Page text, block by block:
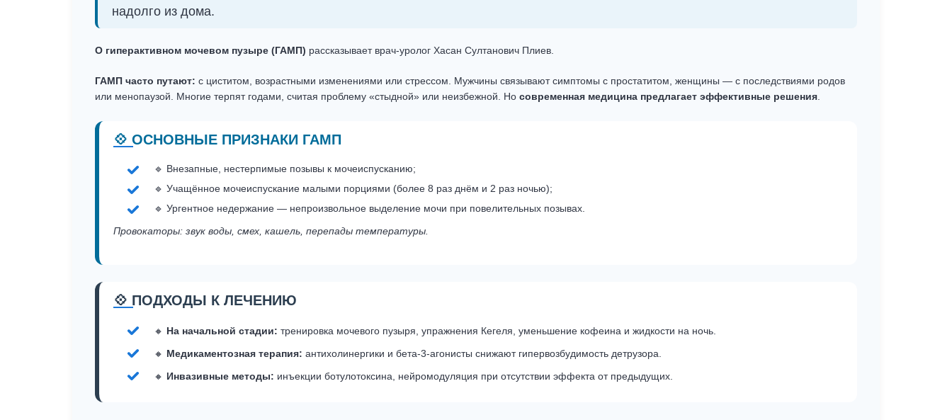
надолго из дома.
О гиперактивном мочевом пузыре (ГАМП) рассказывает врач-уролог Хасан Султанович Плиев.
ГАМП часто путают: с циститом, возрастными изменениями или стрессом. Мужчины связывают симптомы с простатитом, женщины — с последствиями родов
или менопаузой. Многие терпят годами, считая проблему «стыдной» или неизбежной. Но современная медицина предлагает эффективные решения
💠 ОСНОВНЫЕ ПРИЗНАКИ ГАМП
🔹 Внезапные, нестерпимые позывы к мочеиспусканию;
🔹 Учащённое мочеиспускание малыми порциями (более 8 раз днём и 2 раз ночью);
🔹 Ургентное недержание — непроизвольное выделение мочи при повелительных позывах.
Провокаторы: звук воды, смех, кашель, перепады температуры.
💠 ПОДХОДЫ К ЛЕЧЕНИЮ
🔸 На начальной стадии: тренировка мочевого пузыря, упражнения Кегеля, уменьшение кофеина и жидкости на ночь.
🔸 Медикаментозная терапия: антихолинергики и бета-3-агонисты снижают гипервозбудимость детрузора.
🔸 Инвазивные методы: инъекции ботулотоксина, нейромодуляция при отсутствии эффекта от предыдущих.